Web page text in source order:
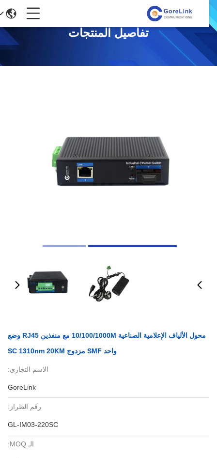
تفاصيل المنتجات
محول الألياف الإعلامية الصناعية 10/100/1000M مع منفذين RJ45 وضع
واحد SMF مزدوج SC 1310nm 20KM
الاسم التجاري:
GoreLink
رقم الطراز:
GL-IM03-220SC
الـ MOQ: